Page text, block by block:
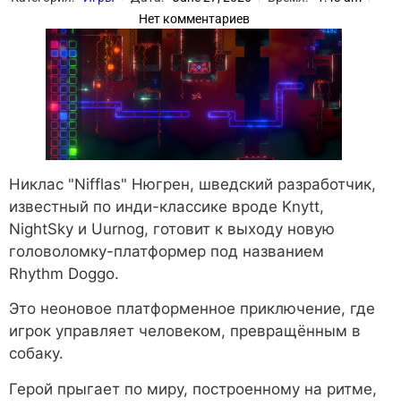
Нет комментариев
Никлас "Nifflas" Нюгрен, шведский разработчик,
известный по инди-классике вроде Knytt,
NightSky и Uurnog, готовит к выходу новую
головоломку-платформер под названием
Rhythm Doggo.
Это неоновое платформенное приключение, где
игрок управляет человеком, превращённым в
собаку.
Герой прыгает по миру, построенному на ритме,